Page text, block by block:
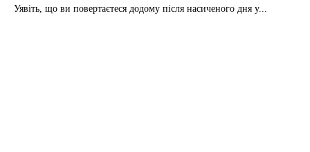
Уявіть, що ви повертаєтеся додому після насиченого дня у...